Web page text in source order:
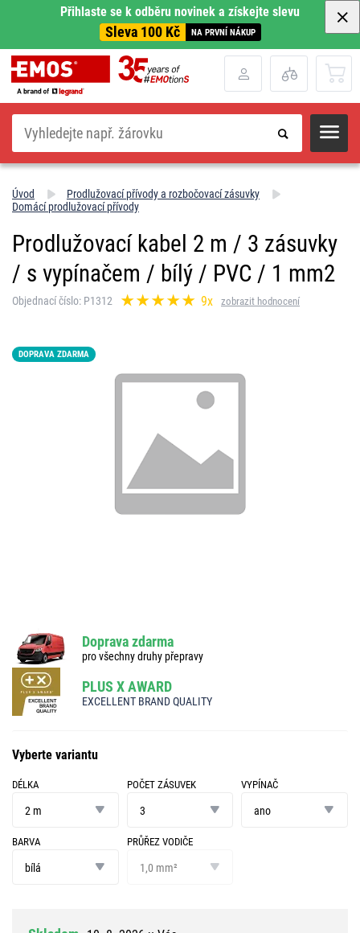
Přihlaste se k odběru novinek a získejte slevu
Sleva 100 Kč NA PRVNÍ NÁKUP
Hledat
Úvod
Prodlužovací přívody a rozbočovací zásuvky
Domácí prodlužovací přívody
Prodlužovací kabel 2 m / 3 zásuvky
/ s vypínačem / bílý / PVC / 1 mm2
Objednací číslo: P1312 9x zobrazit hodnocení
DOPRAVA ZDARMA
Doprava zdarma
pro všechny druhy přepravy
PLUS X AWARD
EXCELLENT BRAND QUALITY
Vyberte variantu
DÉLKA
2 m
POČET ZÁSUVEK
zásuvek
3
VYPÍNAČ
ano
BARVA
bílá
PRŮŘEZ VODIČE
vodiče
1,0 mm²